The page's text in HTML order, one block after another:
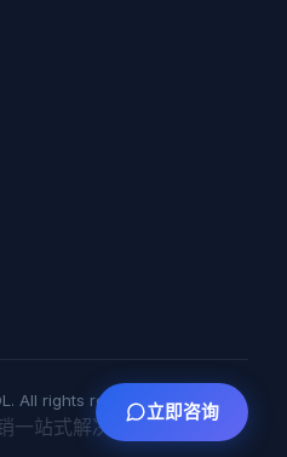
All rights reserved.
一站式解决方案
立即咨询